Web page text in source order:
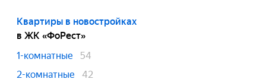
Квартиры в новостройках
в ЖК «ФоРест»
1-комнатные
54
2-комнатные
42